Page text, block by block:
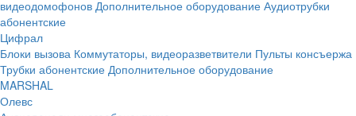
видеодомофонов Дополнительное оборудование Аудиотрубки
абонентские
Цифрал
Блоки вызова Коммутаторы, видеоразветвители Пульты консъержа
Трубки абонентские Дополнительное оборудование
MARSHAL
Олевс